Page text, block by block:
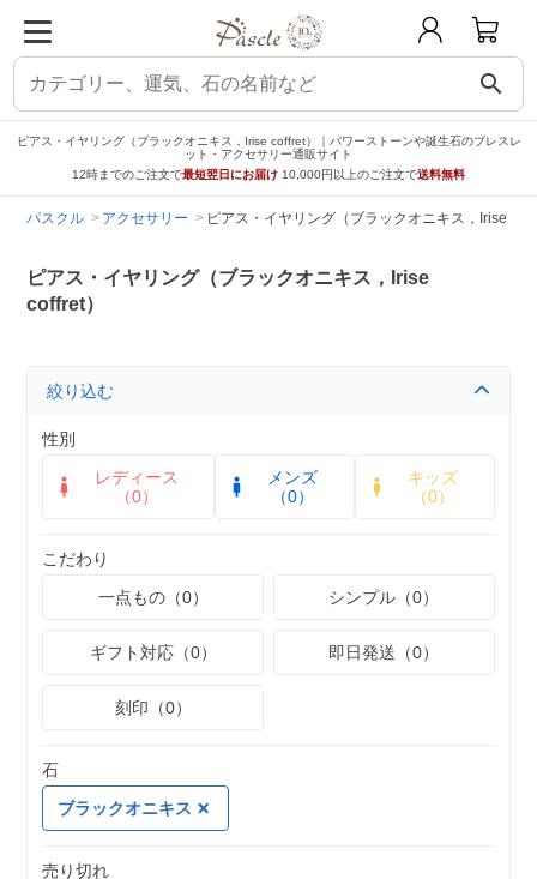
search
ピアス・イヤリング（ブラックオニキス，Irise coffret）｜パワーストーンや誕生石のブレスレ
ット・アクセサリー通販サイト
12時までのご注文で最短翌日にお届け 10,000円以上のご注文で送料無料
パスクル アクセサリー ピアス・イヤリング（ブラックオニキス，Irise
ピアス・イヤリング（ブラックオニキス，Irise
coffret）
絞り込む
性別
レディース
（0）
メンズ
（0）
キッズ
（0）
こだわり
一点もの（0）
シンプル（0）
ギフト対応（0） 即日発送（0）
刻印（0）
石
ブラックオニキス
売り切れ